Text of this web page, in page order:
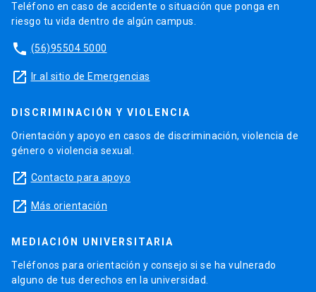
Teléfono en caso de accidente o situación que ponga en
riesgo tu vida dentro de algún campus.
phone (56)95504 5000
launch Ir al sitio de Emergencias
DISCRIMINACIÓN Y VIOLENCIA
Orientación y apoyo en casos de discriminación, violencia de
género o violencia sexual.
launch Contacto para apoyo
launch Más orientación
MEDIACIÓN UNIVERSITARIA
Teléfonos para orientación y consejo si se ha vulnerado
alguno de tus derechos en la universidad.